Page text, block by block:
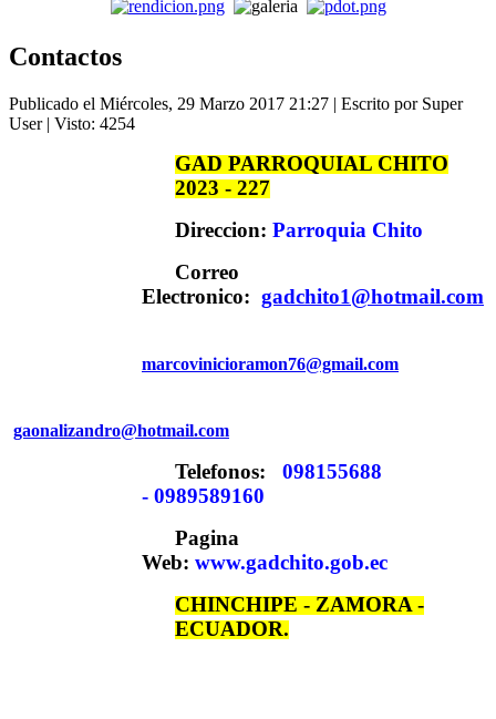
Contactos
Publicado el Miércoles, 29 Marzo 2017 21:27 | Escrito por Super
User| Visto: 4254
GAD PARROQUIAL CHITO
2023 - 227
Direccion: Parroquia Chito
Correo
Electronico: gadchito1@hotmail.com
marcovinicioramon76@gmail.com
gaonalizandro@hotmail.com
Telefonos: 098155688
- 0989589160
Pagina
Web: www.gadchito.gob.ec
CHINCHIPE - ZAMORA -
ECUADOR.